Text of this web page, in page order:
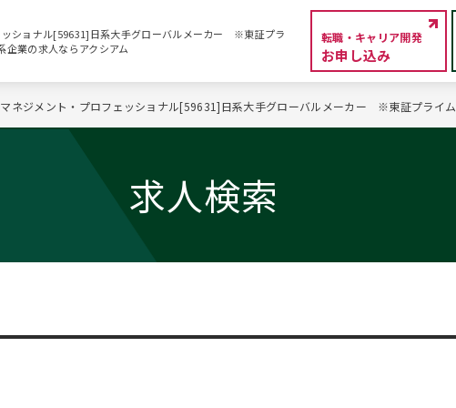
ッショナル[59631]日系大手グローバルメーカー ※東証プラ
企業の求人ならアクシアム
転職・キャリア開発
お申し込み
ネジメント・プロフェッショナル[59631]日系大手グローバルメーカー ※東証プライム
求人検索